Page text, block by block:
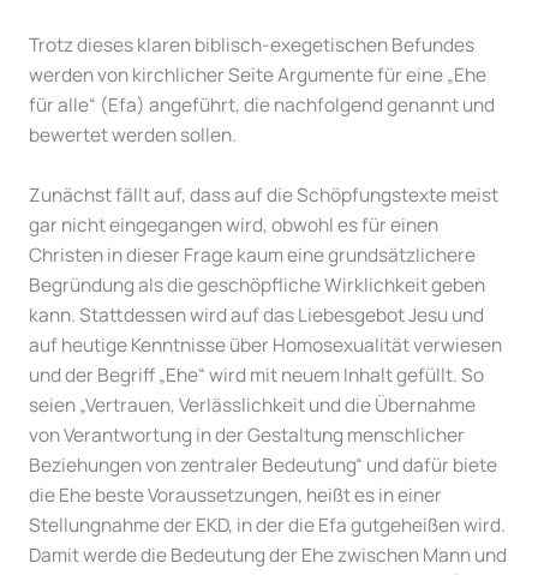
Trotz dieses klaren biblisch-exegetischen Befundes
werden von kirchlicher Seite Argumente für eine „Ehe
für alle“ (Efa) angeführt, die nachfolgend genannt und
bewertet werden sollen.
Zunächst fällt auf, dass auf die Schöpfungstexte meist
gar nicht eingegangen wird, obwohl es für einen
Christen in dieser Frage kaum eine grundsätzlichere
Begründung als die geschöpfliche Wirklichkeit geben
kann. Stattdessen wird auf das Liebesgebot Jesu und
auf heutige Kenntnisse über Homosexualität verwiesen
und der Begriff „Ehe“ wird mit neuem Inhalt gefüllt. So
seien „Vertrauen, Verlässlichkeit und die Übernahme
von Verantwortung in der Gestaltung menschlicher
Beziehungen von zentraler Bedeutung“ und dafür biete
die Ehe beste Voraussetzungen, heißt es in einer
Stellungnahme der EKD, in der die Efa gutgeheißen wird.
Damit werde die Bedeutung der Ehe zwischen Mann und